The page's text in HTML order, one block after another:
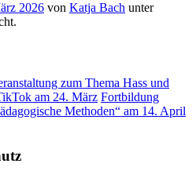
2026 von Katja Bach unter
zum Thema Hass und
am 24. März Fortbildung
Methoden“ am 14. April